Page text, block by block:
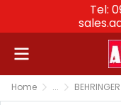
Tel:
Home ... BEHRINGER